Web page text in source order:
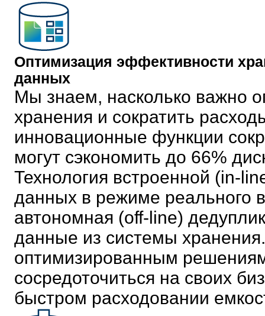
Оптимизация эффективности
данных
Мы знаем, насколько важно
хранения и сократить
инновационные функции
могут сэкономить до 66%
Технология встроенной (in-
данных в режиме реального
автономная (off-line)
данные из системы
оптимизированным
сосредоточиться на своих
быстром расходовании